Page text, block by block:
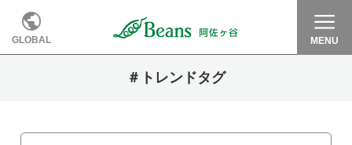
GLOBAL MENU
＃トレンドタグ